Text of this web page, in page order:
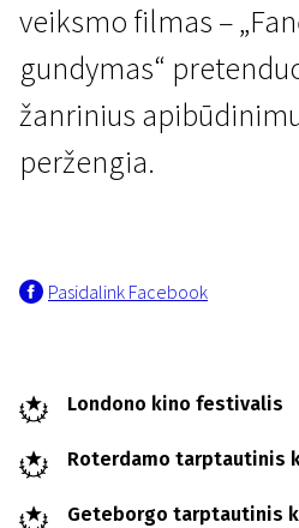
veiksmo filmas –
gundymas“
žanrinius
peržengia.
Pasidalink Facebook
Londono kino festivalis
Roterdamo tarptautinis
Geteborgo tarptautinis